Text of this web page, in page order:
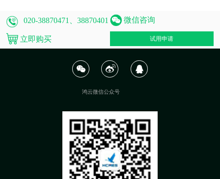
020-38870471、38870401 微信咨询
立即购买 试用申请
鸿云微信公众号